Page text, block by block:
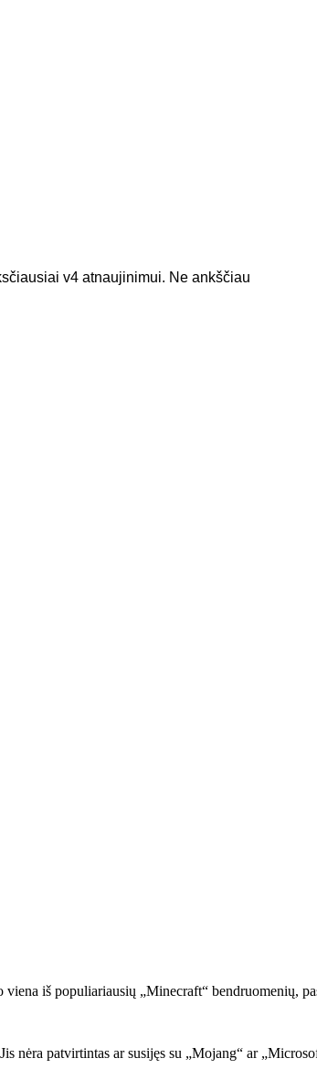
v4 atnaujinimui. Ne ankščiau
iš populiariausių „Minecraft“ bendruomenių,
nėra patvirtintas ar susijęs su „Mojang“ ar